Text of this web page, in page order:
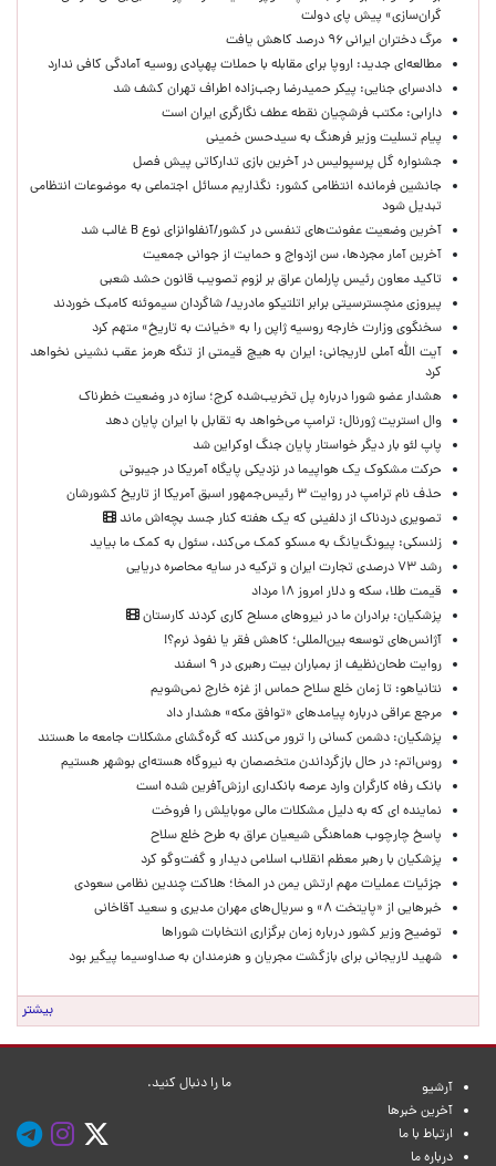
گران‌سازی» پیش پای دولت
مرگ دختران ایرانی ۹۶ درصد کاهش یافت
مطالعه‌ای جدید: اروپا برای مقابله با حملات پهپادی روسیه آمادگی کافی ندارد
دادسرای جنایی: پیکر حمیدرضا رجب‌زاده اطراف تهران کشف شد
دارابی: مکتب فرشچیان نقطه عطف نگارگری ایران است
پیام تسلیت وزیر فرهنگ به سیدحسن خمینی
جشنواره گل پرسپولیس در آخرین بازی تدارکاتی پیش فصل
جانشین فرمانده انتظامی کشور: نگذاریم مسائل اجتماعی به موضوعات انتظامی
تبدیل شود
آخرین وضعیت عفونت‌های تنفسی در کشور/آنفلوانزای نوع B غالب شد
آخرین آمار مجردها، سن ازدواج و حمایت از جوانی جمعیت
تاکید معاون رئیس پارلمان عراق بر لزوم تصویب قانون حشد شعبی
پیروزی منچسترسیتی برابر اتلتیکو مادرید/ شاگردان سیموئنه کامبک خوردند
سخنگوی وزارت خارجه روسیه ژاپن را به «خیانت به تاریخ» متهم کرد
آیت الله آملی لاریجانی: ایران به هیچ قیمتی از تنگه هرمز عقب نشینی نخواهد
کرد
هشدار عضو شورا درباره پل تخریب‌شده کرج؛ سازه در وضعیت خطرناک
وال‌ استریت ژورنال: ترامپ می‌خواهد به تقابل با ایران پایان دهد
پاپ لئو بار دیگر خواستار پایان جنگ اوکراین شد
حرکت مشکوک یک هواپیما در نزدیکی پایگاه آمریکا در جیبوتی
حذف نام ترامپ در روایت ۳ رئیس‌جمهور اسبق آمریکا از تاریخ کشورشان
تصویری دردناک از دلفینی که یک هفته کنار جسد بچه‌اش ماند
زلنسکی: پیونگ‌یانگ به مسکو کمک می‌کند، سئول به کمک ما بیاید
رشد ۷۳ درصدی تجارت ایران و ترکیه در سایه محاصره دریایی
قیمت طلا، سکه و دلار امروز ۱۸ مرداد
پزشکیان: برادران ما در نیروهای مسلح کاری کردند کارستان
آژانس‌های توسعه بین‌المللی؛ کاهش فقر یا نفوذ نرم؟!
روایت طحان‌نظیف از بمباران بیت رهبری در ۹ اسفند
نتانیاهو: تا زمان خلع سلاح حماس از غزه خارج نمی‌شویم
مرجع عراقی درباره پیامدهای «توافق مکه» هشدار داد
پزشکیان: دشمن کسانی را ترور می‌کنند که گره‌گشای مشکلات جامعه ما هستند
روس‌اتم: در حال بازگرداندن متخصصان به نیروگاه هسته‌ای بوشهر هستیم
بانک رفاه کارگران وارد عرصه بانکداری ارزش‌آفرین شده است
نماینده ای که به دلیل مشکلات مالی موبایلش را فروخت
پاسخ چارچوب هماهنگی شیعیان عراق به طرح خلع سلاح
پزشکیان با رهبر معظم انقلاب اسلامی دیدار و گفت‌وگو کرد
جزئیات عملیات مهم ارتش یمن در المخا؛ هلاکت چندین نظامی سعودی
خبرهایی از «پایتخت ۸» و سریال‌های مهران مدیری و سعید آقاخانی
توضیح وزیر کشور درباره زمان برگزاری انتخابات شوراها
شهید لاریجانی برای بازگشت مجریان و هنرمندان به صداوسیما پیگیر بود
بیشتر
آرشیو
آخرین خبرها
ارتباط با ما
درباره ما
ما را دنبال کنید.